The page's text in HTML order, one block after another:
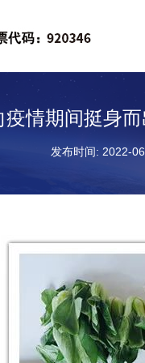
疫情期间挺身
发布时间: 2022-